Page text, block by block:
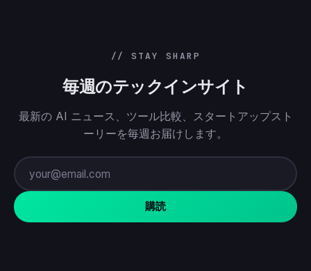
// STAY SHARP
毎週のテックインサイト
最新の AI ニュース、ツール比較、スタートアップスト
ーリーを毎週お届けします。
購読